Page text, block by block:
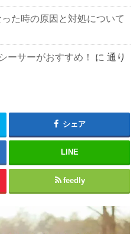
た時の原因と対処について
ーサーがおすすめ！ に通り
シェア
LINE
feedly